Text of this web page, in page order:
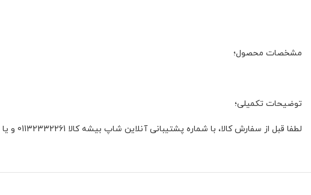
مشخصات محصول؛
توضیحات تکمیلی؛
لطفا قبل از سفارش کالا، با شماره پشتیبانی آنلاین شاپ بیشه کالا 01132332261 و یا 09392337177 هماهنگ فرمائید